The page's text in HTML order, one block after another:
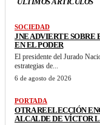
SOCIEDAD
JNE ADVIERTE SOBRE
EN EL PODER
El presidente del Jurado
estrategias de...
6 de agosto de 2026
PORTADA
OTRA REELECCIÓN
ALCALDE DE VÍCTOR